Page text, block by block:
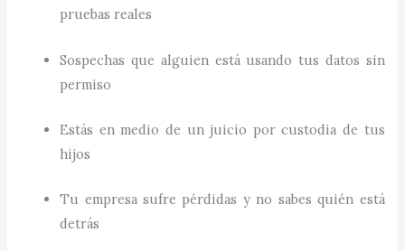
pruebas reales
Sospechas que alguien está usando tus datos sin
permiso
Estás en medio de un juicio por custodia de tus
hijos
Tu empresa sufre pérdidas y no sabes quién está
detrás